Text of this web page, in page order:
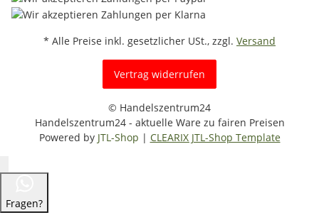
* Alle Preise inkl. gesetzlicher USt., zzgl. Versand
Vertrag widerrufen
© Handelszentrum24
Handelszentrum24 - aktuelle Ware zu fairen Preisen
Powered by JTL-Shop | CLEARIX JTL-Shop Template
Fragen?